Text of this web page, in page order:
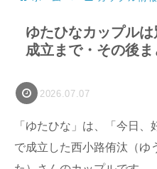
ゆたひなカップルは
成立まで・その後ま
2026.07.07
「ゆたひな」は、「今日、
で成立した西小路侑汰（ゆ